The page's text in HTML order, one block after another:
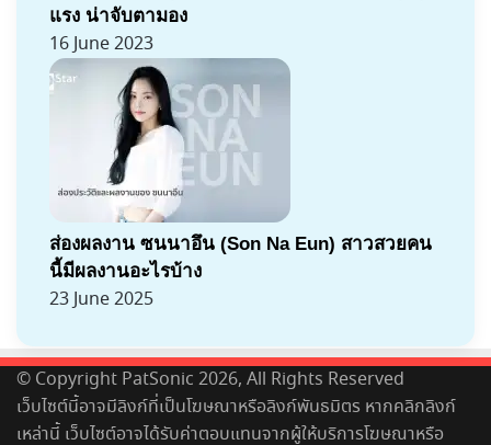
แรง น่าจับตามอง
16 June 2023
ส่องผลงาน ซนนาอึน (Son Na Eun) สาวสวยคน
นี้มีผลงานอะไรบ้าง
23 June 2025
© Copyright PatSonic 2026, All Rights Reserved
เว็บไซต์นี้อาจมีลิงก์ที่เป็นโฆษณาหรือลิงก์พันธมิตร หากคลิกลิงก์
เหล่านี้ เว็บไซต์อาจได้รับค่าตอบแทนจากผู้ให้บริการโฆษณาหรือ